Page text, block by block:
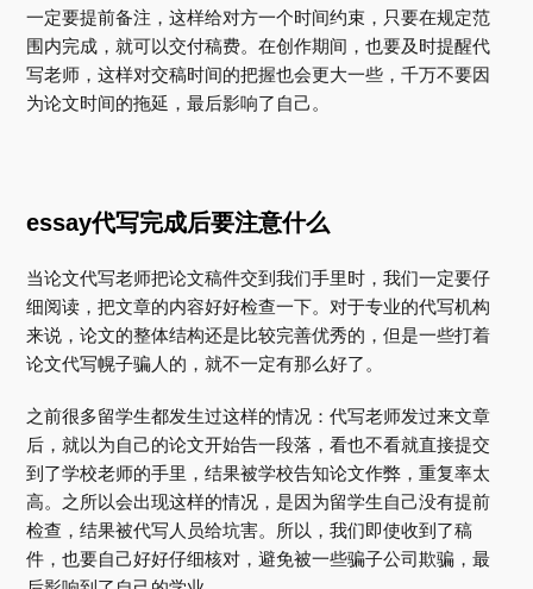
一定要提前备注，这样给对方一个时间约束，只要在规定范
围内完成，就可以交付稿费。在创作期间，也要及时提醒代
写老师，这样对交稿时间的把握也会更大一些，千万不要因
为论文时间的拖延，最后影响了自己。
essay代写完成后要注意什么
当论文代写老师把论文稿件交到我们手里时，我们一定要仔
细阅读，把文章的内容好好检查一下。对于专业的代写机构
来说，论文的整体结构还是比较完善优秀的，但是一些打着
论文代写幌子骗人的，就不一定有那么好了。
之前很多留学生都发生过这样的情况：代写老师发过来文章
后，就以为自己的论文开始告一段落，看也不看就直接提交
到了学校老师的手里，结果被学校告知论文作弊，重复率太
高。之所以会出现这样的情况，是因为留学生自己没有提前
检查，结果被代写人员给坑害。所以，我们即使收到了稿
件，也要自己好好仔细核对，避免被一些骗子公司欺骗，最